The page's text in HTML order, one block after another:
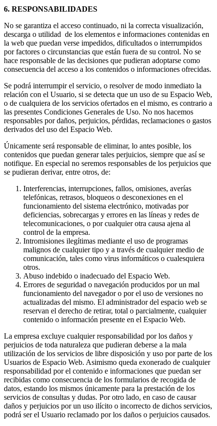
6. RESPONSABILIDADES
No se garantiza el acceso continuado, ni la correcta visualización,
descarga o utilidad de los elementos e informaciones contenidas en
la web que puedan verse impedidos, dificultados o interrumpidos
por factores o circunstancias que están fuera de su control. No se
hace responsable de las decisiones que pudieran adoptarse como
consecuencia del acceso a los contenidos o informaciones ofrecidas.
Se podrá interrumpir el servicio, o resolver de modo inmediato la
relación con el Usuario, si se detecta que un uso de su Espacio Web,
o de cualquiera de los servicios ofertados en el mismo, es contrario a
las presentes Condiciones Generales de Uso. No nos hacemos
responsables por daños, perjuicios, pérdidas, reclamaciones o gastos
derivados del uso del Espacio Web.
Únicamente será responsable de eliminar, lo antes posible, los
contenidos que puedan generar tales perjuicios, siempre que así se
notifique. En especial no seremos responsables de los perjuicios que
se pudieran derivar, entre otros, de:
Interferencias, interrupciones, fallos, omisiones, averías
telefónicas, retrasos, bloqueos o desconexiones en el
funcionamiento del sistema electrónico, motivadas por
deficiencias, sobrecargas y errores en las líneas y redes de
telecomunicaciones, o por cualquier otra causa ajena al
control de la empresa.
Intromisiones ilegítimas mediante el uso de programas
malignos de cualquier tipo y a través de cualquier medio de
comunicación, tales como virus informáticos o cualesquiera
otros.
Abuso indebido o inadecuado del Espacio Web.
Errores de seguridad o navegación producidos por un mal
funcionamiento del navegador o por el uso de versiones no
actualizadas del mismo. El administrador del espacio web se
reservan el derecho de retirar, total o parcialmente, cualquier
contenido o información presente en el Espacio Web.
La empresa excluye cualquier responsabilidad por los daños y
perjuicios de toda naturaleza que pudieran deberse a la mala
utilización de los servicios de libre disposición y uso por parte de los
Usuarios de Espacio Web. Asimismo queda exonerado de cualquier
responsabilidad por el contenido e informaciones que puedan ser
recibidas como consecuencia de los formularios de recogida de
datos, estando los mismos únicamente para la prestación de los
servicios de consultas y dudas. Por otro lado, en caso de causar
daños y perjuicios por un uso ilícito o incorrecto de dichos servicios,
podrá ser el Usuario reclamado por los daños o perjuicios causados.